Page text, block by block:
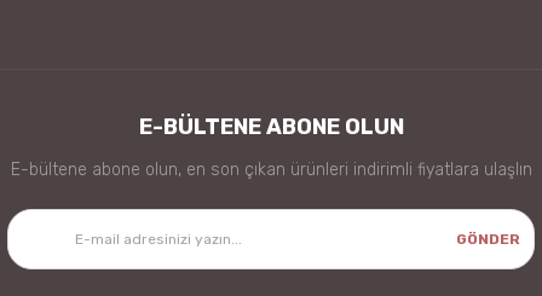
E-BÜLTENE ABONE OLUN
E-bültene abone olun, en son çıkan ürünleri indirimli fiyatlara ulaşlın
GÖNDER